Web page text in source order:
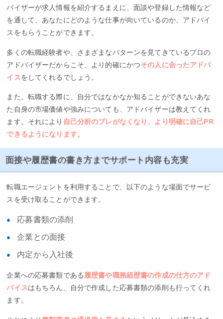
バイザーが求人情報を紹介するまえに、面談や登録した情報など
を通して、あなたにどのような仕事が向いているのか、アドバイ
スをもらうことができます。
多くの転職経験者や、さまざまなパターンを見てきているプロの
アドバイザーだからこそ、より的確にかつその人に合ったアドバ
イスをしてくれるでしょう。
また、転職する際に、自分ではなかなか知ることができないあな
た自身の市場価値や強みについても、アドバイザーは教えてくれ
ます。それにより 自己分析のブレがなくなり、より明確に自己PR
できるようになります。
面接や履歴書の書き方までサポート内容も充実
転職エージェントを利用することで、以下のような場面でサービ
スを受け取ることができます。
応募書類の添削
企業との面接
内定から入社後
企業への応募書類である履歴書や職務経歴書の作成の仕方のアド
バイスはもちろん、自分で作成した応募書類の添削も行ってくれ
ます。